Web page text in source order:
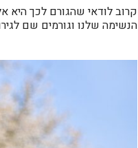
קרוב לודאי שהגורם לכך היא
הנשימה שלנו וגורמים שם